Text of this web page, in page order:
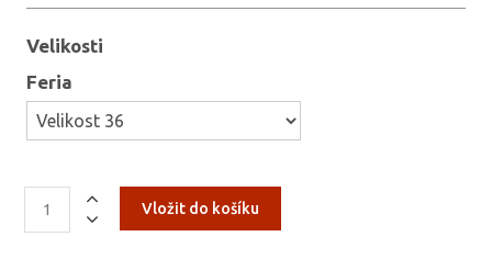
Velikosti
Feria